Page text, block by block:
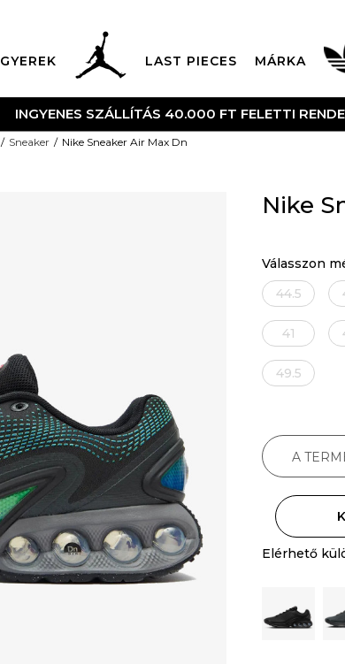
GYEREK LAST PIECES MÁRKA
INGYENES SZÁLLÍTÁS 40.000 FT FELETTI
Sneaker Nike Sneaker Air Max Dn
Nike
Válasszon
44.5
41
49.5
A
Elérhető